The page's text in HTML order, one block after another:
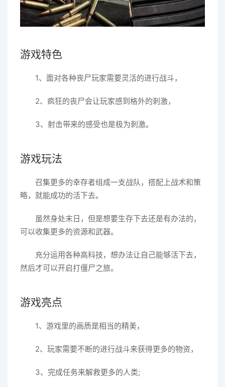
游戏特色
1、面对各种丧尸玩家需要灵活的进行战斗，
2、疯狂的丧尸会让玩家感到格外的刺激，
3、射击带来的感受也是极为刺激。
游戏玩法
召集更多的幸存者组成一支战队，搭配上战术和策
略，就能成功的活下去。
虽然身处末日，但是想要生存下去还是有办法的，
可以收集更多的资源和武器。
充分运用各种高科技，想办法让自己能够活下去，
然后才可以开启打僵尸之旅。
游戏亮点
1、游戏里的画质是相当的精美，
2、玩家需要不断的进行战斗来获得更多的物资，
3、完成任务来解救更多的人类;